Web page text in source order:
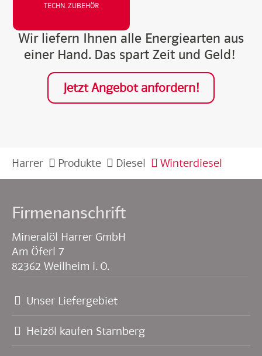
TECHN. ZUBEHÖR
Wir liefern Ihnen alle Energiearten aus
einer Hand. Das spart Zeit und Geld!
Jetzt Angebot anfordern!
Harrer Produkte Diesel Winterdiesel
Firmenanschrift
Mineralöl Harrer GmbH
Am Öferl 7
82362 Weilheim i. O.
Unser Liefergebiet
Heizöl kaufen Starnberg